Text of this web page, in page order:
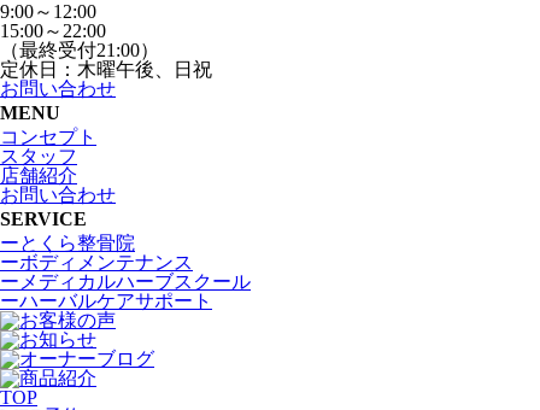
9:00～12:00
15:00～22:00
（最終受付21:00）
定休日：木曜午後、日祝
お問い合わせ
MENU
コンセプト
スタッフ
店舗紹介
お問い合わせ
SERVICE
ーとくら整骨院
ーボディメンテナンス
ーメディカルハーブスクール
ーハーバルケアサポート
TOP